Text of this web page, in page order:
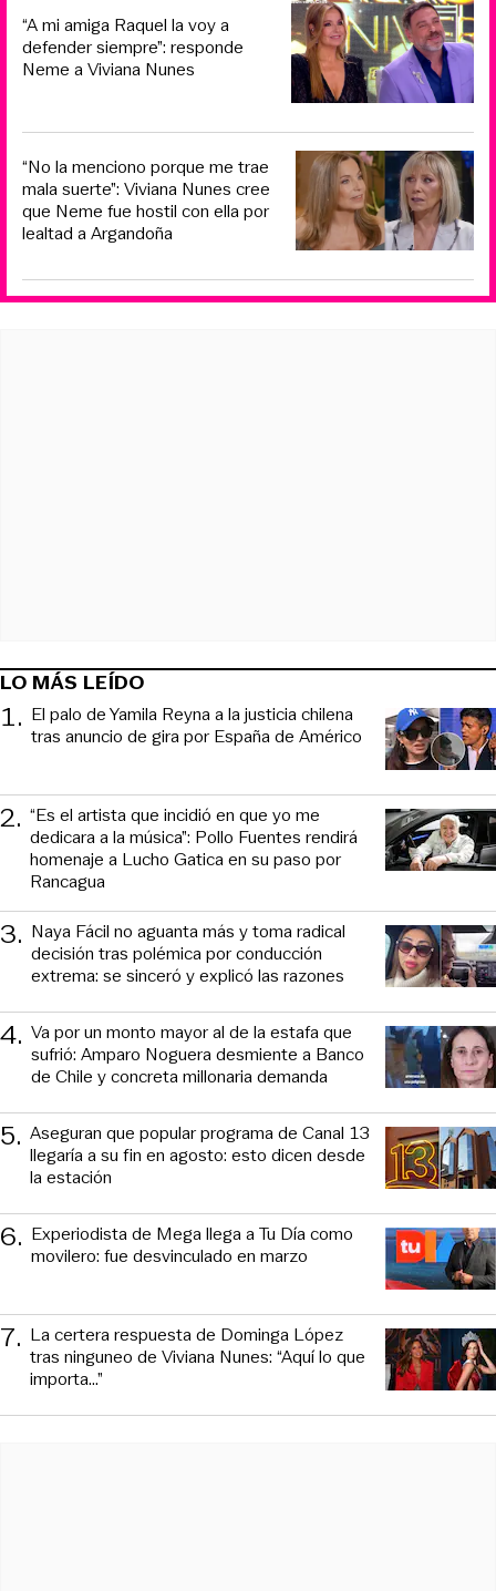
“A mi amiga Raquel la voy a
defender siempre”: responde
Neme a Viviana Nunes
“No la menciono porque me trae
mala suerte”: Viviana Nunes cree
que Neme fue hostil con ella por
lealtad a Argandoña
LO MÁS LEÍDO
1. El palo de Yamila Reyna a la justicia chilena
tras anuncio de gira por España de Américo
2. “Es el artista que incidió en que yo me
dedicara a la música”: Pollo Fuentes rendirá
homenaje a Lucho Gatica en su paso por
Rancagua
3. Naya Fácil no aguanta más y toma radical
decisión tras polémica por conducción
extrema: se sinceró y explicó las razones
4. Va por un monto mayor al de la estafa que
sufrió: Amparo Noguera desmiente a Banco
de Chile y concreta millonaria demanda
5. Aseguran que popular programa de Canal 13
llegaría a su fin en agosto: esto dicen desde
la estación
6. Experiodista de Mega llega a Tu Día como
movilero: fue desvinculado en marzo
7. La certera respuesta de Dominga López
tras ninguneo de Viviana Nunes: “Aquí lo que
importa...”